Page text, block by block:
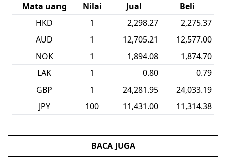
Mata uang
Nilai Jual
Beli
HKD
1 2,298.27
2,275.37
AUD
1 12,705.21
12,577.00
NOK
1 1,894.08
1,874.70
LAK
1 0.80
0.79
GBP
1 24,281.95
24,033.19
JPY
100 11,431.00 11,314.38
BACA JUGA